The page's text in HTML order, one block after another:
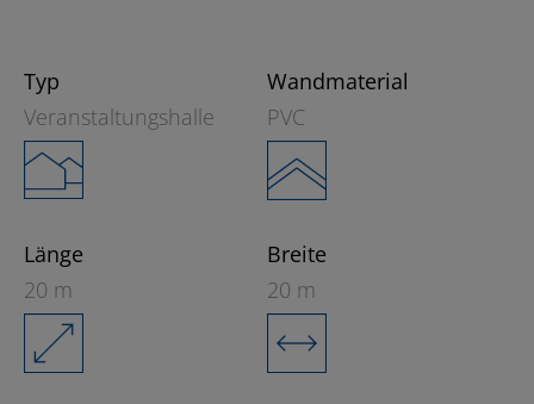
Typ
Veranstaltungshalle
Wandmaterial
PVC
Länge
20 m
Breite
20 m